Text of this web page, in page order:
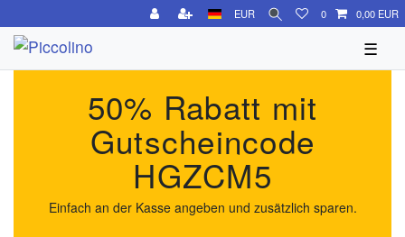
EUR 0 0,00 EUR
☰
50% Rabatt mit
Gutscheincode
HGZCM5
Einfach an der Kasse angeben und zusätzlich sparen.